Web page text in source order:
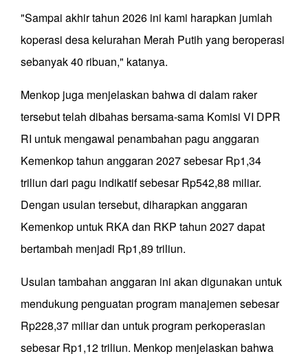
"Sampai akhir tahun 2026 ini kami harapkan jumlah
koperasi desa kelurahan Merah Putih yang beroperasi
sebanyak 40 ribuan," katanya.
Menkop juga menjelaskan bahwa di dalam raker
tersebut telah dibahas bersama-sama Komisi VI DPR
RI untuk mengawal penambahan pagu anggaran
Kemenkop tahun anggaran 2027 sebesar Rp1,34
triliun dari pagu indikatif sebesar Rp542,88 miliar.
Dengan usulan tersebut, diharapkan anggaran
Kemenkop untuk RKA dan RKP tahun 2027 dapat
bertambah menjadi Rp1,89 triliun.
Usulan tambahan anggaran ini akan digunakan untuk
mendukung penguatan program manajemen sebesar
Rp228,37 miliar dan untuk program perkoperasian
sebesar Rp1,12 triliun. Menkop menjelaskan bahwa